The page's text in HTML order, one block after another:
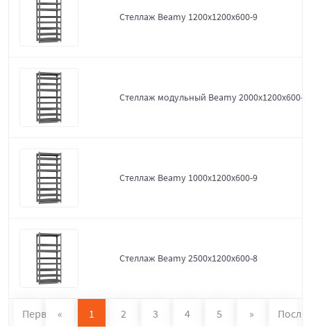
Стеллаж Beamy 1200x1200x600-9
Стеллаж модульный Beamy 2000x1200x600-9
Стеллаж Beamy 1000x1200x600-9
Стеллаж Beamy 2500x1200x600-8
Первая « 1 2 3 4 5 »